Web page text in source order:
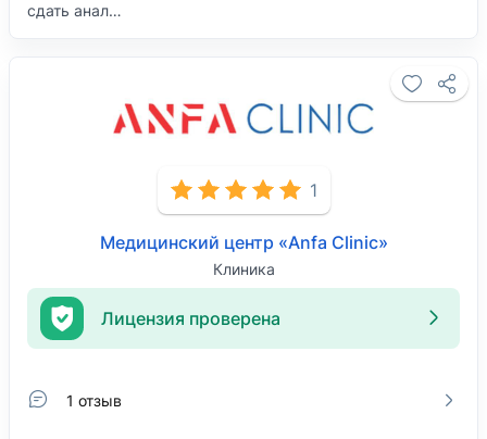
сдать анал…
1
Медицинский центр «Anfa Clinic»
Клиника
Лицензия проверена
1 отзыв